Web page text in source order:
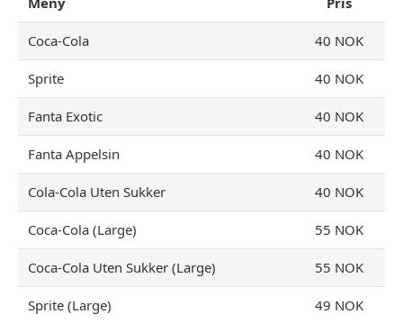
Coca-Cola 40 NOK
Sprite 40 NOK
Fanta Exotic 40 NOK
Fanta Appelsin 40 NOK
Cola-Cola Uten Sukker 40 NOK
Coca-Cola (Large) 55 NOK
Coca-Cola Uten Sukker (Large) 55 NOK
Sprite (Large) 49 NOK